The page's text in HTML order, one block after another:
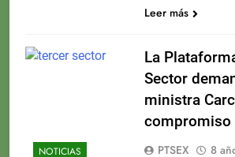
Leer más
NOTICIAS
La
Sector
ministra
compromiso
PTSEX 8